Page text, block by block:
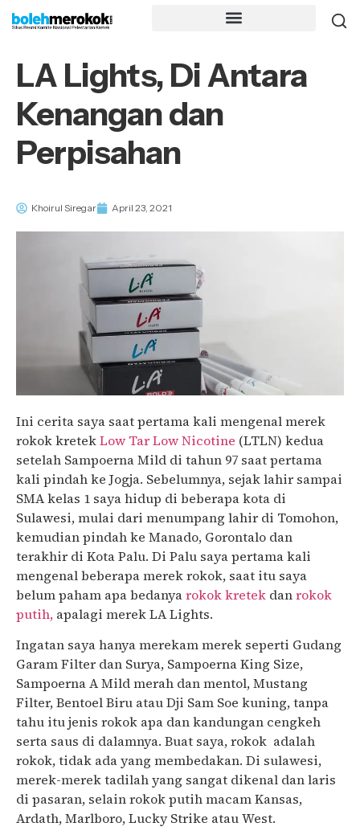
LA Lights, Di Antara
Kenangan dan
Perpisahan
Khoirul Siregar April 23, 2021
Ini cerita saya saat pertama kali mengenal merek
rokok kretekLow Tar Low Nicotine (LTLN) kedua
setelah Sampoerna Mild di tahun 97 saat pertama
kali pindah ke Jogja. Sebelumnya, sejak lahir sampai
SMA kelas 1 saya hidup di beberapa kota di
Sulawesi, mulai dari menumpang lahir di Tomohon,
kemudian pindah ke Manado, Gorontalo dan
terakhir di Kota Palu. Di Palu saya pertama kali
mengenal beberapa merek rokok, saat itu saya
belum paham apa bedanyarokok kretek danrokok
putih, apalagi merek LA Lights.
Ingatan saya hanya merekam merek seperti Gudang
Garam Filter dan Surya, Sampoerna King Size,
Sampoerna A Mild merah dan mentol, Mustang
Filter, Bentoel Biru atau Dji Sam Soe kuning, tanpa
tahu itu jenis rokok apa dan kandungan cengkeh
serta saus di dalamnya. Buat saya, rokok adalah
rokok, tidak ada yang membedakan. Di sulawesi,
merek-merek tadilah yang sangat dikenal dan laris
di pasaran, selain rokok putih macam Kansas,
Ardath, Marlboro, Lucky Strike atau West.